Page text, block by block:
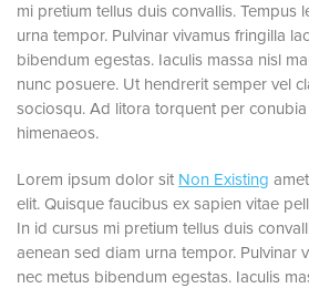
mi pretium tellus duis convallis. Tempus
urna tempor. Pulvinar vivamus fringilla
bibendum egestas. Iaculis massa nisl
nunc posuere. Ut hendrerit semper vel
sociosqu. Ad litora torquent per
himenaeos.
Lorem ipsum dolor sit Non Existing
elit. Quisque faucibus ex sapien vitae
In id cursus mi pretium tellus duis
aenean sed diam urna tempor. Pulvinar
nec metus bibendum egestas. Iaculis